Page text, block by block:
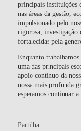
principais instituições
nas áreas da gestão,
impulsionado pelo
rigorosa, investigação
fortalecidas pela
Enquanto
uma das principais
apoio contínuo da
nossa mais profunda
esperamos continuar
Partilha